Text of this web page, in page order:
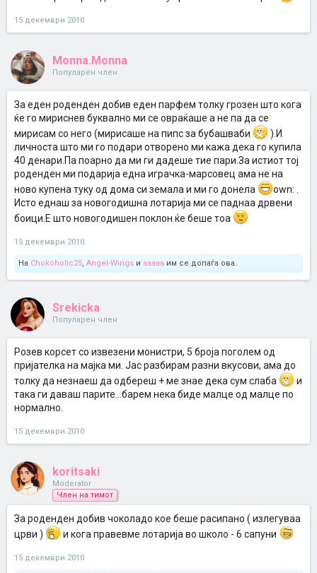
15 декември 2010
Monna.Monna
Популарен член
За еден роденден добив еден парфем толку грозен што кога
ќе го мириснев буквално ми се овраќаше а не па да се
мирисам со него (мирисаше на пипс за бубашваби
).И
личноста што ми го подари отворено ми кажа дека го купила
40 денари.Па поарно да ми ги дадеше тие пари.За истиот тој
роденден ми подарија една играчка-марсовец ама не на
ново купена туку од дома си земала и ми го донела
own: .
Исто еднаш за новогодишна лотарија ми се паднаа дрвени
боици.Е што новогодишен поклон ќе беше тоа
15 декември 2010
На Chokoholic25, Angel-Wings и aaaaa им се допаѓа ова.
Srekicka
Популарен член
Розев корсет со извезени монистри, 5 броја поголем од
пријателка на мајка ми. Јас разбирам разни вкусови, ама до
толку да незнаеш да одбереш + ме знае дека сум слаба
и
така ги даваш парите...барем нека биде малце од малце по
нормално.
15 декември 2010
koritsaki
Moderator
Член на тимот
За роденден добив чоколадо кое беше расипано ( излегуваа
црви )
и кога правевме лотарија во школо - 6 сапуни
15 декември 2010